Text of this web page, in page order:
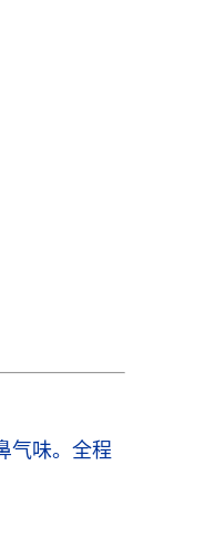
气味。全程